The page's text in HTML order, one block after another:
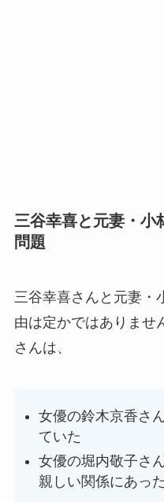
三谷幸喜と元妻・
問題
三谷幸喜さんと元妻・
由は定かではありませ
さんは、
女優の鈴木京香さ
ていた
女優の堀内敬子さ
親しい関係にあった